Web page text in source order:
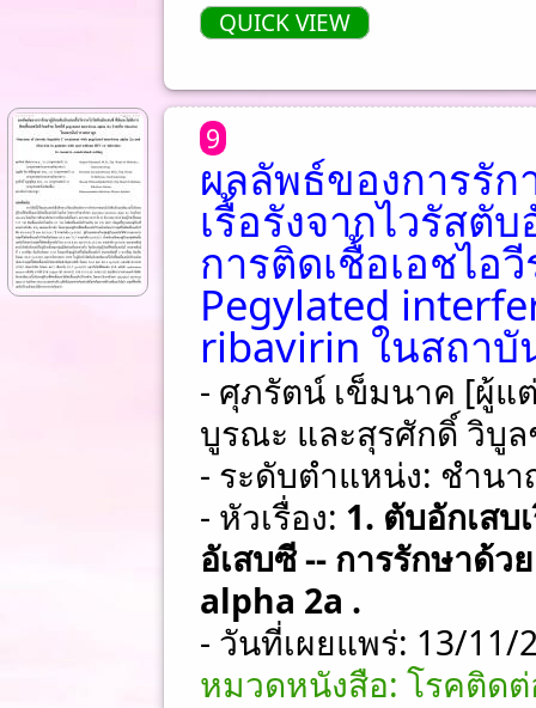
QUICK VIEW
9
ผลลัพธ์ของการรัก
เรื้อรังจากไวรัสตั
การติดเชื้อเอชไอ
Pegylated
ribavirin ในสถา
- ศุภรัตน์ เข็มนาค [ผู้แ
บูรณะ และสุรศักดิ์ วิบู
- ระดับตำแหน่ง: ชําน
- หัวเรื่อง: 1. ตับอักเสบ
อัเสบซี -- การรักษาด้
alpha 2a .
- วันที่เผยแพร่: 13/11/
หมวดหนังสือ: โรคติด